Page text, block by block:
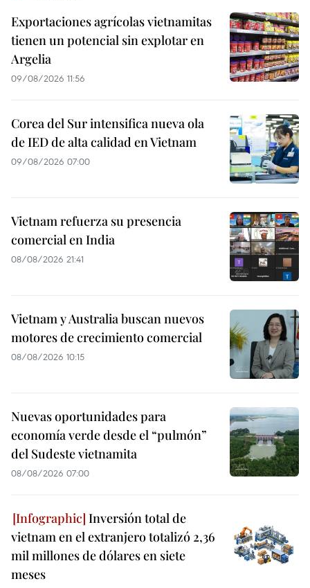
Exportaciones agrícolas vietnamitas
tienen un potencial sin explotar en
Argelia
09/08/2026 11:56
Corea del Sur intensifica nueva ola
de IED de alta calidad en Vietnam
09/08/2026 07:00
Vietnam refuerza su presencia
comercial en India
08/08/2026 21:41
Vietnam y Australia buscan nuevos
motores de crecimiento comercial
08/08/2026 10:15
Nuevas oportunidades para
economía verde desde el “pulmón”
del Sudeste vietnamita
08/08/2026 07:00
Inversión total de
vietnam en el extranjero totalizó 2,36
mil millones de dólares en siete
meses